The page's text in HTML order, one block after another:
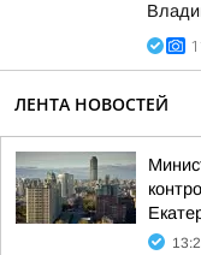
ЛЕНТА НОВОСТЕЙ